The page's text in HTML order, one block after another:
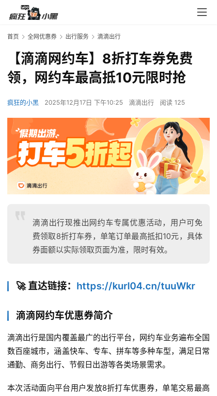
首页 全网优惠券 出行服务 滴滴出行
【滴滴网约车】8折打车券免费
领，网约车最高抵10元限时抢
疯狂的小黑 2025年12月17日 下午10:25 滴滴出行 阅读 125
滴滴出行现推出网约车专属优惠活动，用户可免
费领取8折打车券，单笔订单最高抵扣10元，具体
券面额以实际领取页面为准，限时有效。
🚀 直达链接： https://kurl04.cn/tuuWkr
滴滴网约车优惠券简介
滴滴出行是国内覆盖最广的出行平台，网约车业务遍布全国
数百座城市，涵盖快车、专车、拼车等多种车型，满足日常
通勤、商务出行、节假日出游等各类场景需求。
本次活动面向平台用户发放8折打车优惠券，单笔交易最高